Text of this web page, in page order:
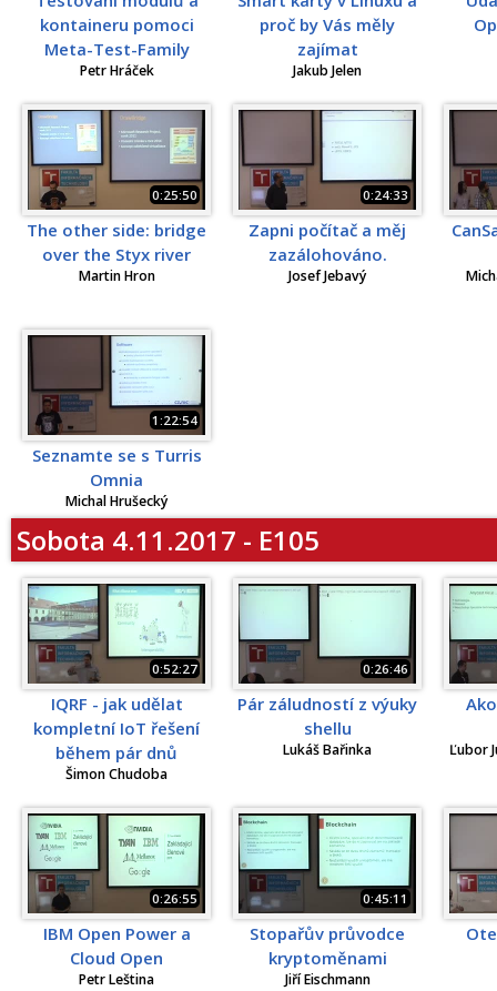
kontaineru pomoci
Meta-Test-Family
Petr Hráček
proč by Vás měly
zajímat
Jakub Jelen
0:25:50
The other side: bridge
over the Styx river
Martin Hron
0:24:33
Zapni počítač a měj
zazálohováno.
Josef Jebavý
1:22:54
Seznamte se s Turris
Omnia
Michal Hrušecký
Sobota 4.11.2017 - E105
0:52:27
IQRF - jak udělat
kompletní IoT řešení
během pár dnů
Šimon Chudoba
0:26:46
Pár záludností z výuky
shellu
Lukáš Bařinka Ľubor
0:26:55
IBM Open Power a
Cloud Open
Petr Leština
0:45:11
Stopařův průvodce
kryptoměnami
Jiří Eischmann